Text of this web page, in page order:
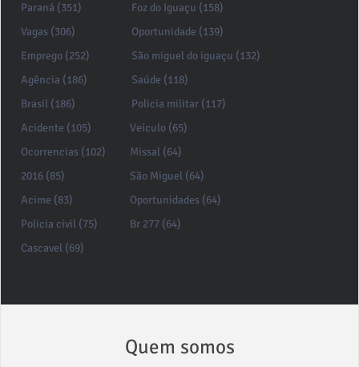
Paraná (351)
Vagas (306)
Emprego (252)
Agência (186)
Brasil (186)
Foz do Iguaçu (158)
Oportunidade (139)
São miguel do iguaçu (132)
Saúde (118)
Policia militar (117)
Acidente (105)
Ocorrencias (102)
2016 (85)
Acime (83)
Policia civil (75)
Cascavel (69)
Veículo (65)
Missal (64)
São Miguel (64)
Oportunidades (64)
Br 277 (64)
Quem somos